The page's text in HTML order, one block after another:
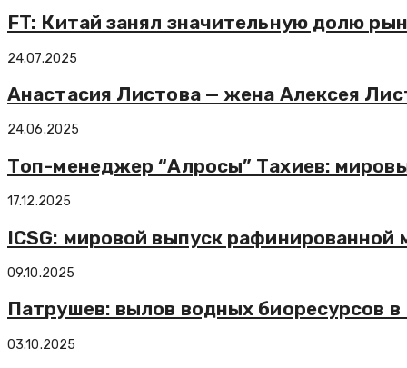
FT: Китай занял значительную долю
24.07.2025
Анастасия Листова — жена Алексея
24.06.2025
Топ-менеджер “Алросы” Тахиев:
17.12.2025
ICSG: мировой выпуск
09.10.2025
Патрушев: вылов водных биоресурсов
03.10.2025